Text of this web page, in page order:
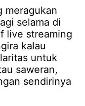
meragukan
selama di
live streaming
kalau
untuk
saweran,
sendirinya